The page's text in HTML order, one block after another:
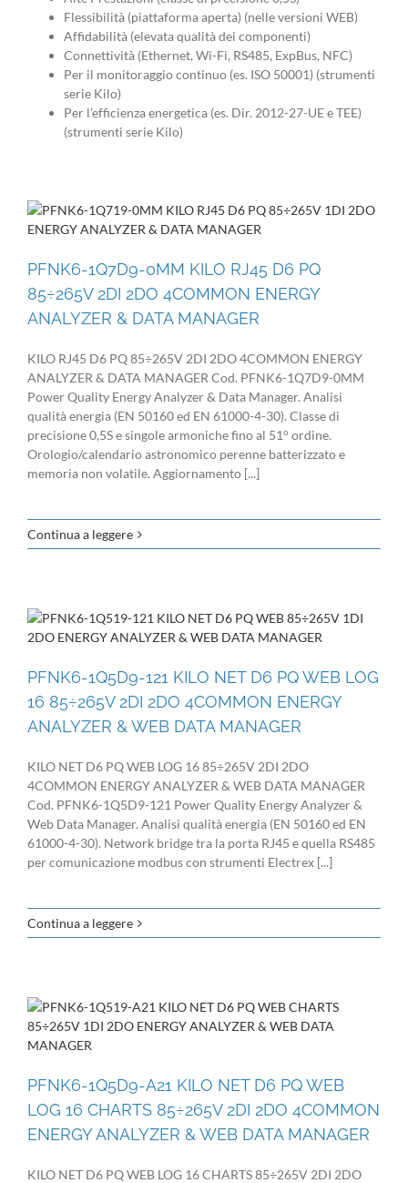
Flessibilità (piattaforma aperta) (nelle versioni WEB)
Affidabilità (elevata qualità dei componenti)
Connettività (Ethernet, Wi-Fi, RS485, ExpBus, NFC)
Per il monitoraggio continuo (es. ISO 50001) (strumenti
serie Kilo)
Per l’efficienza energetica (es. Dir. 2012-27-UE e TEE)
(strumenti serie Kilo)
PFNK6-1Q7D9-0MM KILO RJ45 D6 PQ
85÷265V 2DI 2DO 4COMMON ENERGY
ANALYZER & DATA MANAGER
KILO RJ45 D6 PQ 85÷265V 2DI 2DO 4COMMON ENERGY
ANALYZER & DATA MANAGER Cod. PFNK6-1Q7D9-0MM
Power Quality Energy Analyzer & Data Manager. Analisi
qualità energia (EN 50160 ed EN 61000-4-30). Classe di
precisione 0,5S e singole armoniche fino al 51° ordine.
Orologio/calendario astronomico perenne batterizzato e
memoria non volatile. Aggiornamento [...]
Continua a leggere
PFNK6-1Q5D9-121 KILO NET D6 PQ WEB LOG
16 85÷265V 2DI 2DO 4COMMON ENERGY
ANALYZER & WEB DATA MANAGER
KILO NET D6 PQ WEB LOG 16 85÷265V 2DI 2DO
4COMMON ENERGY ANALYZER & WEB DATA MANAGER
Cod. PFNK6-1Q5D9-121 Power Quality Energy Analyzer &
Web Data Manager. Analisi qualità energia (EN 50160 ed EN
61000-4-30). Network bridge tra la porta RJ45 e quella RS485
per comunicazione modbus con strumenti Electrex [...]
Continua a leggere
PFNK6-1Q5D9-A21 KILO NET D6 PQ WEB
LOG 16 CHARTS 85÷265V 2DI 2DO 4COMMON
ENERGY ANALYZER & WEB DATA MANAGER
KILO NET D6 PQ WEB LOG 16 CHARTS 85÷265V 2DI 2DO